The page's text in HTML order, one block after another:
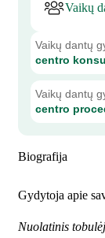
Vaikų
Vaikų dantų
centro
Vaikų dantų
centro
Biografija
Gydytoja apie
Nuolatinis